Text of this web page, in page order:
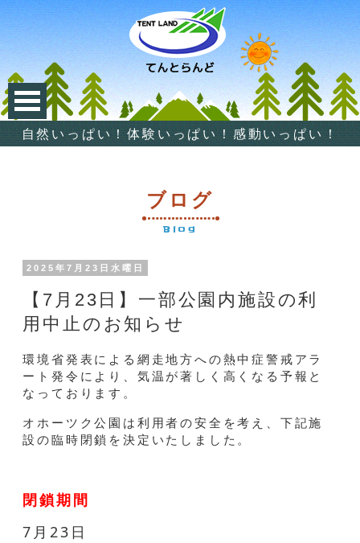
自然いっぱい！体験いっぱい！感動いっぱい！
ブログ
Blog
2025年7月23日水曜日
【7月23日】一部公園内施設の利
用中止のお知らせ
環境省発表による網走地方への熱中症警戒アラ
ート発令により、気温が著しく高くなる予報と
なっております。
オホーツク公園は利用者の安全を考え、下記施
設の臨時閉鎖を決定いたしました。
閉鎖期間
7月23日